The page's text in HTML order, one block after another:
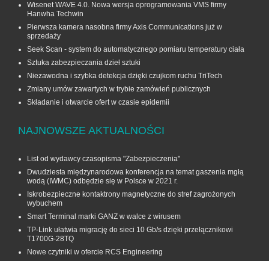
Wisenet WAVE 4.0. Nowa wersja oprogramowania VMS firmy
Hanwha Techwin
Pierwsza kamera nasobna firmy Axis Communications już w
sprzedaży
Seek Scan - system do automatycznego pomiaru temperatury ciała
Sztuka zabezpieczania dzieł sztuki
Niezawodna i szybka detekcja dzięki czujkom ruchu TriTech
Zmiany umów zawartych w trybie zamówień publicznych
Składanie i otwarcie ofert w czasie epidemii
NAJNOWSZE AKTUALNOŚCI
List od wydawcy czasopisma "Zabezpieczenia"
Dwudziesta międzynarodowa konferencja na temat gaszenia mgłą
wodą (IWMC) odbędzie się w Polsce w 2021 r.
Iskrobezpieczne kontaktrony magnetyczne do stref zagrożonych
wybuchem
Smart Terminal marki GANZ w walce z wirusem
TP-Link ułatwia migrację do sieci 10 Gb/s dzięki przełącznikowi
T1700G‑28TQ
Nowe czytniki w ofercie RCS Engineering